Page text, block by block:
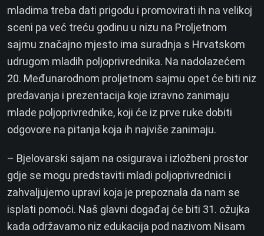
mladima treba dati prigodu i promovirati ih na velikoj
sceni pa već treću godinu u nizu na Proljetnom
sajmu značajno mjesto ima suradnja s Hrvatskom
udrugom mladih poljoprivrednika. Na nadolazećem
20. Međunarodnom proljetnom sajmu opet će biti niz
predavanja i prezentacija koje izravno zanimaju
mlade poljoprivrednike, koji će iz prve ruke dobiti
odgovore na pitanja koja ih najviše zanimaju.
– Bjelovarski sajam na osigurava i izložbeni prostor
gdje se mogu predstaviti mladi poljoprivrednici i
zahvaljujemo upravi koja je prepoznala da nam se
isplati pomoći. Naš glavni događaj će biti 31. ožujka
kada održavamo niz edukacija pod nazivom Nisam